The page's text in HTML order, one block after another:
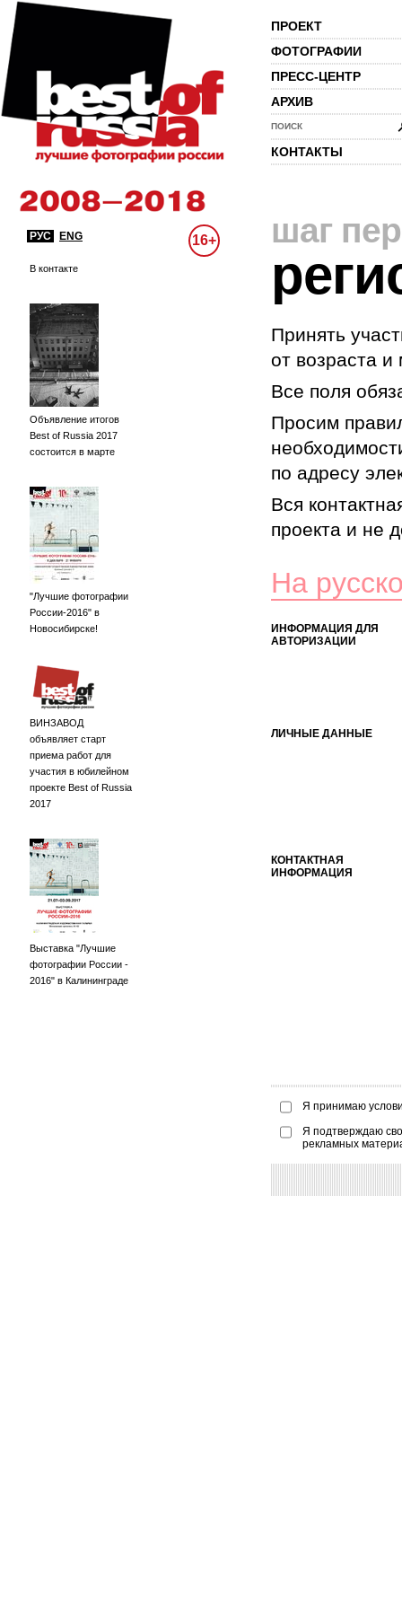
ПРОЕКТ
ФОТОГРАФИИ
ПРЕСС-ЦЕНТР
АРХИВ
ПОИСК
КОНТАКТЫ
РУС ENG 16+
В контакте
Объявление итогов
Best of Russia 2017
состоится в марте
"Лучшие фотографии
России-2016" в
Новосибирске!
ВИНЗАВОД
объявляет старт
приема работ для
участия в юбилейном
проекте Best of Russia
2017
Выставка "Лучшие
фотографии России -
2016" в Калининграде
шаг
Принять
от возраста
Все поля
Просим
по адресу
Вся
проекта и не
На
ИНФОРМАЦИЯ ДЛЯ
АВТОРИЗАЦИИ
ЛИЧНЫЕ ДАННЫЕ
КОНТАКТНАЯ
ИНФОРМАЦИЯ
Я принимаю
Я подтверждаю
рекламных